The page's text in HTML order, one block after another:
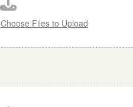
Choose Files to Upload